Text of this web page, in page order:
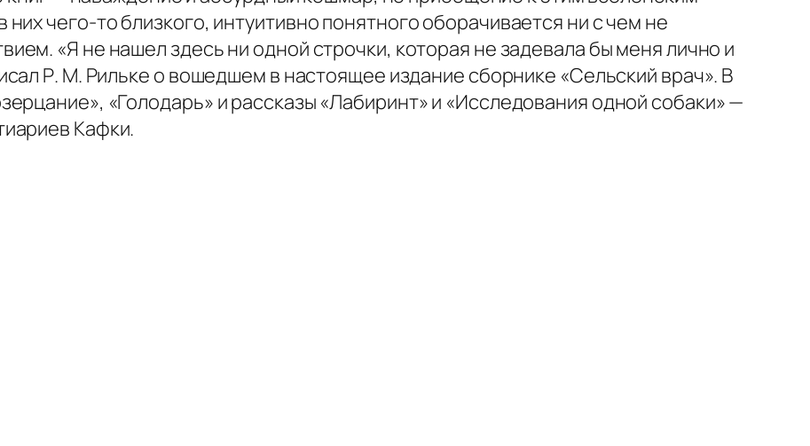
чего-то близкого, интуитивно понятного оборачивается ни с чем не
«Я не нашел здесь ни одной строчки, которая не задевала бы меня лично и
Р. М. Рильке о вошедшем в настоящее издание сборнике «Сельский врач». В
«Голодарь» и рассказы «Лабиринт» и «Исследования одной собаки» —
Кафки.